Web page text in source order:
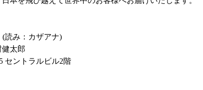
み：カザアナ)
太郎
セントラルビル2階